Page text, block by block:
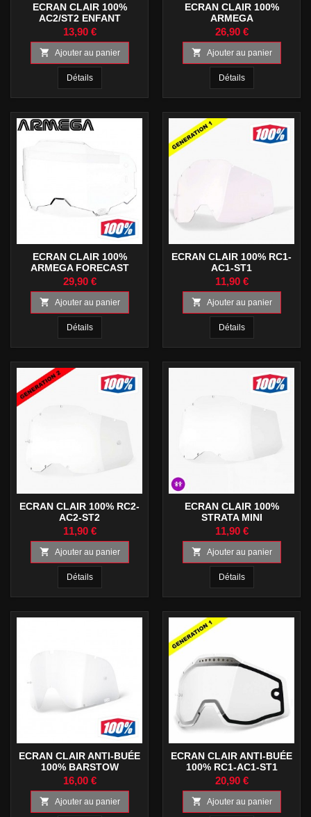
ECRAN CLAIR 100%
AC2/ST2 ENFANT
13,90 €
 Ajouter au panier
Détails
ECRAN CLAIR 100%
ARMEGA
26,90 €
 Ajouter au panier
Détails
ECRAN CLAIR 100%
ARMEGA FORECAST
29,90 €
 Ajouter au panier
Détails
ECRAN CLAIR 100% RC1-
AC1-ST1
11,90 €
 Ajouter au panier
Détails
ECRAN CLAIR 100% RC2-
AC2-ST2
11,90 €
 Ajouter au panier
Détails
ECRAN CLAIR 100%
STRATA MINI
11,90 €
 Ajouter au panier
Détails
ECRAN CLAIR ANTI-BUÉE
100% BARSTOW
16,00 €
 Ajouter au panier
ECRAN CLAIR ANTI-BUÉE
100% RC1-AC1-ST1
20,90 €
 Ajouter au panier